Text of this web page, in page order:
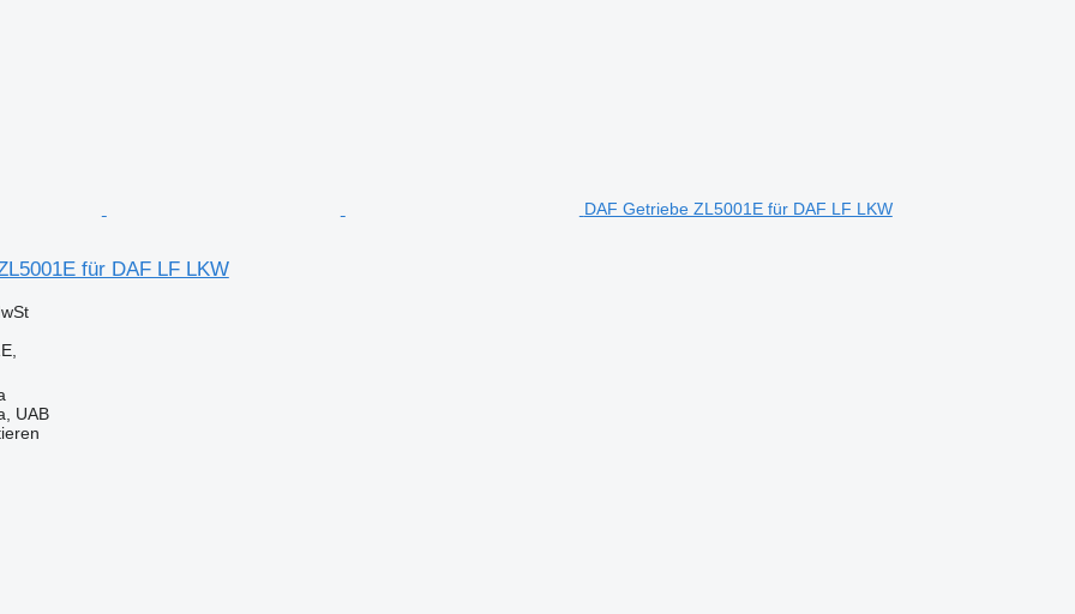
DAF Getriebe ZL5001E für DAF LF LKW
für DAF LF LKW
UAB